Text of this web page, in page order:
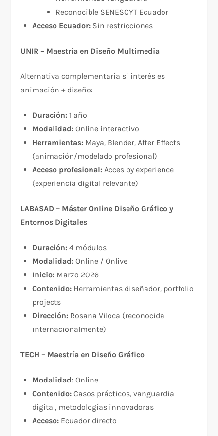
Reconocible SENESCYT Ecuador
Acceso Ecuador: Sin restricciones
UNIR – Maestría en Diseño Multimedia
Alternativa complementaria si interés es
animación + diseño:
Duración: 1 año
Modalidad: Online interactivo
Herramientas: Maya, Blender, After Effects
(animación/modelado profesional)
Acceso profesional: Acces by experience
(experiencia digital relevante)
LABASAD – Máster Online Diseño Gráfico y
Entornos Digitales
Duración: 4 módulos
Modalidad: Online / Onlive
Inicio: Marzo 2026
Contenido: Herramientas diseñador, portfolio
projects
Dirección: Rosana Viloca (reconocida
internacionalmente)
TECH – Maestría en Diseño Gráfico
Modalidad: Online
Contenido: Casos prácticos, vanguardia
digital, metodologías innovadoras
Acceso: Ecuador directo